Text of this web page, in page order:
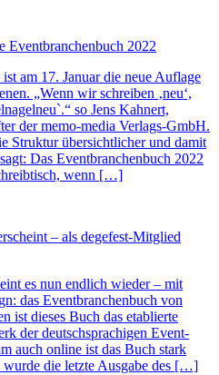
Eventbranchenbuch 2022
am 17. Januar die neue Auflage
„Wenn wir schreiben ‚neu‘,
so Jens Kahnert,
der memo-media Verlags-GmbH.
Struktur übersichtlicher und damit
Das Eventbranchenbuch 2022
wenn […]
– als degefest-Mitglied
es nun endlich wieder – mit
das Eventbranchenbuch von
ist dieses Buch das etablierte
der deutschsprachigen Event-
auch online ist das Buch stark
die letzte Ausgabe des […]